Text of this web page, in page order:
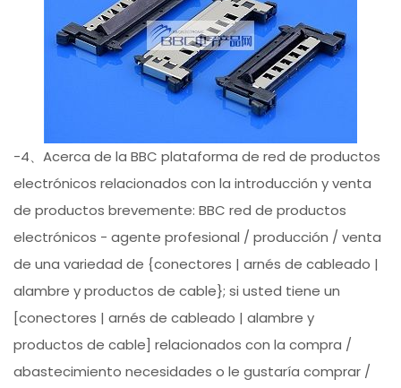
-4、Acerca de la BBC plataforma de red de productos
electrónicos relacionados con la introducción y venta
de productos brevemente: BBC red de productos
electrónicos - agente profesional / producción / venta
de una variedad de {conectores | arnés de cableado |
alambre y productos de cable}; si usted tiene un
[conectores | arnés de cableado | alambre y
productos de cable] relacionados con la compra /
abastecimiento necesidades o le gustaría comprar /